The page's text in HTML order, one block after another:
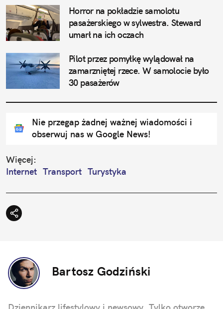
Horror na pokładzie samolotu
pasażerskiego w sylwestra. Steward
umarł na ich oczach
Pilot przez pomyłkę wylądował na
zamarzniętej rzece. W samolocie było
30 pasażerów
Nie przegap żadnej ważnej wiadomości i
obserwuj nas w Google News!
Więcej:
Internet Transport Turystyka
Bartosz Godziński